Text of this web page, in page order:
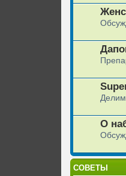
О
СОВЕТЫ